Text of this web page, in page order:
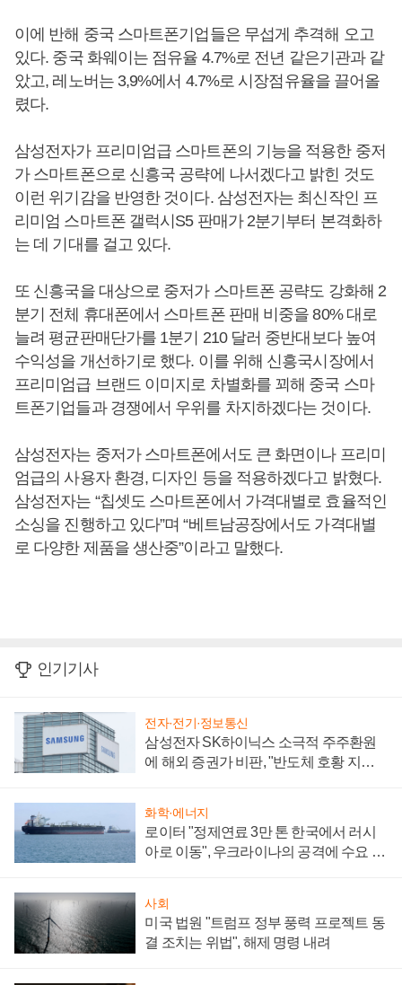
이에 반해 중국 스마트폰기업들은 무섭게 추격해 오고
있다. 중국 화웨이는 점유율 4.7%로 전년 같은기관과 같
았고, 레노버는 3,9%에서 4.7%로 시장점유율을 끌어올
렸다.
삼성전자가 프리미엄급 스마트폰의 기능을 적용한 중저
가 스마트폰으로 신흥국 공략에 나서겠다고 밝힌 것도
이런 위기감을 반영한 것이다. 삼성전자는 최신작인 프
리미엄 스마트폰 갤럭시S5 판매가 2분기부터 본격화하
는 데 기대를 걸고 있다.
또 신흥국을 대상으로 중저가 스마트폰 공략도 강화해 2
분기 전체 휴대폰에서 스마트폰 판매 비중을 80% 대로
늘려 평균판매단가를 1분기 210 달러 중반대보다 높여
수익성을 개선하기로 했다. 이를 위해 신흥국시장에서
프리미엄급 브랜드 이미지로 차별화를 꾀해 중국 스마
트폰기업들과 경쟁에서 우위를 차지하겠다는 것이다.
삼성전자는 중저가 스마트폰에서도 큰 화면이나 프리미
엄급의 사용자 환경, 디자인 등을 적용하겠다고 밝혔다.
삼성전자는 “칩셋도 스마트폰에서 가격대별로 효율적인
소싱을 진행하고 있다”며 “베트남공장에서도 가격대별
로 다양한 제품을 생산중”이라고 말했다.
인기기사
전자·전기·정보통신
삼성전자 SK하이닉스 소극적 주주환원
에 해외 증권가 비판, "반도체 호황 지속
화학·에너지
로이터 "정제연료 3만 톤 한국에서 러시
아로 이동", 우크라이나의 공격에 수요 늘
사회
미국 법원 "트럼프 정부 풍력 프로젝트 동
결 조치는 위법", 해제 명령 내려